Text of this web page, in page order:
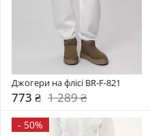
Джогери на флісі BR-F-821
773 ₴ 1 289 ₴
- 50%